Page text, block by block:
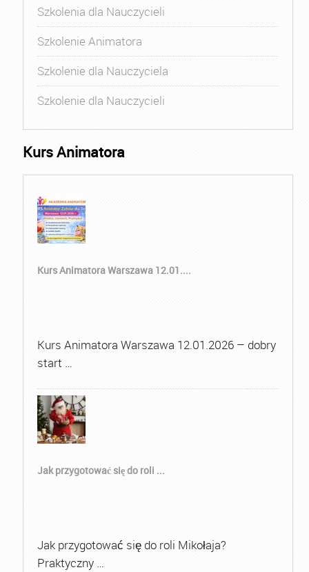
Szkolenia dla Nauczycieli
Szkolenie Animatora
Szkolenie dla Nauczyciela
Szkolenie dla Nauczycieli
Kurs Animatora
Kurs Animatora Warszawa 12.01....
Kurs Animatora Warszawa 12.01.2026 – dobry
start …
Jak przygotować się do roli ...
Jak przygotować się do roli Mikołaja?
Praktyczny …